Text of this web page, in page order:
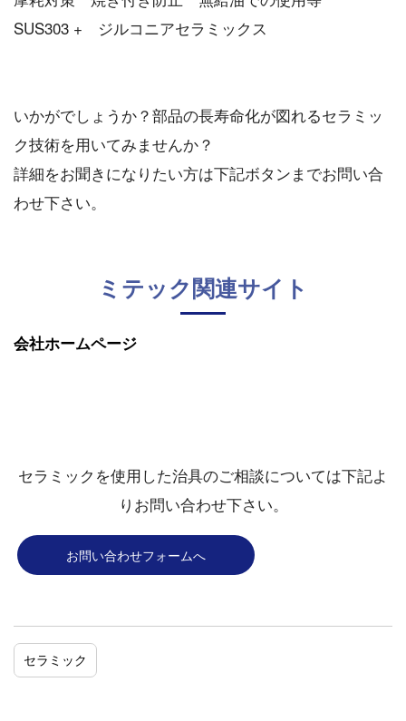
SUS303 + ジルコニアセラミックス
いかがでしょうか？部品の長寿命化が図れるセラミッ
ク技術を用いてみませんか？
詳細をお聞きになりたい方は下記ボタンまでお問い合
わせ下さい。
ミテック関連サイト
会社ホームページ
セラミックを使用した治具のご相談については下記よ
りお問い合わせ下さい。
お問い合わせフォームへ
セラミック